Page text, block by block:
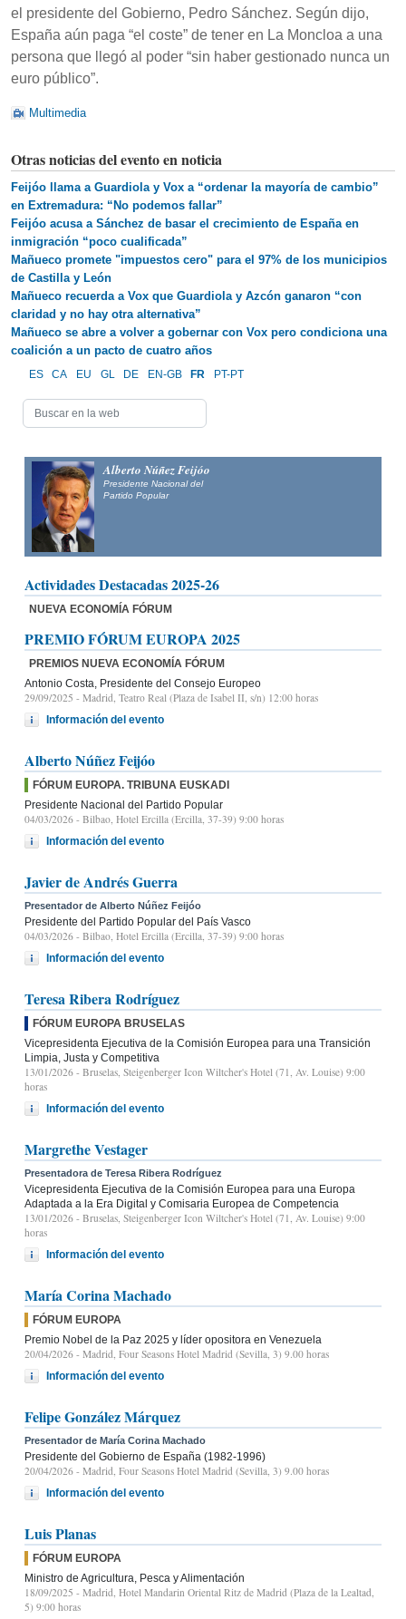
el presidente del Gobierno, Pedro Sánchez. Según dijo,
España aún paga “el coste” de tener en La Moncloa a una
persona que llegó al poder “sin haber gestionado nunca un
euro público”.
Multimedia
Otras noticias del evento en noticia
Feijóo llama a Guardiola y Vox a “ordenar la mayoría de cambio”
en Extremadura: “No podemos fallar”
Feijóo acusa a Sánchez de basar el crecimiento de España en
inmigración “poco cualificada”
Mañueco promete "impuestos cero" para el 97% de los municipios
de Castilla y León
Mañueco recuerda a Vox que Guardiola y Azcón ganaron “con
claridad y no hay otra alternativa”
Mañueco se abre a volver a gobernar con Vox pero condiciona una
coalición a un pacto de cuatro años
ES CA EU GL DE EN-GB FR PT-PT
Alberto Núñez Feijóo
Presidente Nacional del
Partido Popular
Actividades Destacadas 2025-26
NUEVA ECONOMÍA FÓRUM
PREMIO FÓRUM EUROPA 2025
PREMIOS NUEVA ECONOMÍA FÓRUM
Antonio Costa, Presidente del Consejo Europeo
29/09/2025 - Madrid, Teatro Real (Plaza de Isabel II, s/n) 12:00 horas
Información del evento
Alberto Núñez Feijóo
FÓRUM EUROPA. TRIBUNA EUSKADI
Presidente Nacional del Partido Popular
04/03/2026 - Bilbao, Hotel Ercilla (Ercilla, 37-39) 9:00 horas
Información del evento
Javier de Andrés Guerra
Presentador de Alberto Núñez Feijóo
Presidente del Partido Popular del País Vasco
04/03/2026 - Bilbao, Hotel Ercilla (Ercilla, 37-39) 9:00 horas
Información del evento
Teresa Ribera Rodríguez
FÓRUM EUROPA BRUSELAS
Vicepresidenta Ejecutiva de la Comisión Europea para una Transición
Limpia, Justa y Competitiva
13/01/2026 - Bruselas, Steigenberger Icon Wiltcher's Hotel (71, Av. Louise) 9:00
horas
Información del evento
Margrethe Vestager
Presentadora de Teresa Ribera Rodríguez
Vicepresidenta Ejecutiva de la Comisión Europea para una Europa
Adaptada a la Era Digital y Comisaria Europea de Competencia
13/01/2026 - Bruselas, Steigenberger Icon Wiltcher's Hotel (71, Av. Louise) 9:00
horas
Información del evento
María Corina Machado
FÓRUM EUROPA
Premio Nobel de la Paz 2025 y líder opositora en Venezuela
20/04/2026 - Madrid, Four Seasons Hotel Madrid (Sevilla, 3) 9.00 horas
Información del evento
Felipe González Márquez
Presentador de María Corina Machado
Presidente del Gobierno de España (1982-1996)
20/04/2026 - Madrid, Four Seasons Hotel Madrid (Sevilla, 3) 9.00 horas
Información del evento
Luis Planas
FÓRUM EUROPA
Ministro de Agricultura, Pesca y Alimentación
18/09/2025 - Madrid, Hotel Mandarin Oriental Ritz de Madrid (Plaza de la Lealtad,
5) 9:00 horas